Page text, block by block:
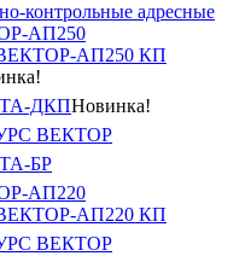
контрольные адресные
АП250
АП250 КП
ДКПНовинка!
ВЕКТОР
БР
АП220
АП220 КП
ВЕКТОР